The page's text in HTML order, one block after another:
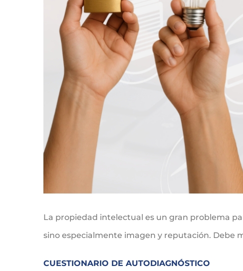
La propiedad intelectual es un gran problema
sino especialmente imagen y reputación. Debe
CUESTIONARIO DE AUTODIAGNÓSTICO